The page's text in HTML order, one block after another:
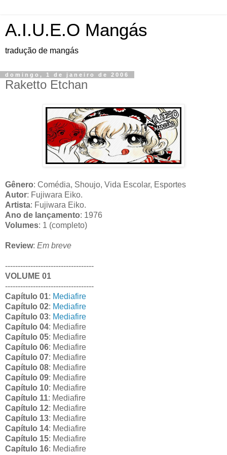
A.I.U.E.O Mangás
tradução de mangás
domingo, 1 de janeiro de 2006
Raketto Etchan
Gênero: Comédia, Shoujo, Vida Escolar, Esportes
Autor: Fujiwara Eiko.
Artista: Fujiwara Eiko.
Ano de lançamento: 1976
Volumes: 1 (completo)
Review: Em breve
-----------------------------------
VOLUME 01
-----------------------------------
Capítulo 01: Mediafire
Capítulo 02: Mediafire
Capítulo 03: Mediafire
Capítulo 04: Mediafire
Capítulo 05: Mediafire
Capítulo 06: Mediafire
Capítulo 07: Mediafire
Capítulo 08: Mediafire
Capítulo 09: Mediafire
Capítulo 10: Mediafire
Capítulo 11: Mediafire
Capítulo 12: Mediafire
Capítulo 13: Mediafire
Capítulo 14: Mediafire
Capítulo 15: Mediafire
Capítulo 16: Mediafire